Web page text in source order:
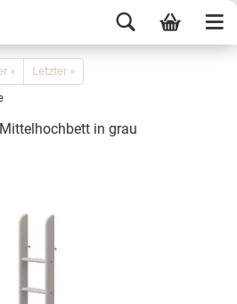
»
Letzter »
in grau